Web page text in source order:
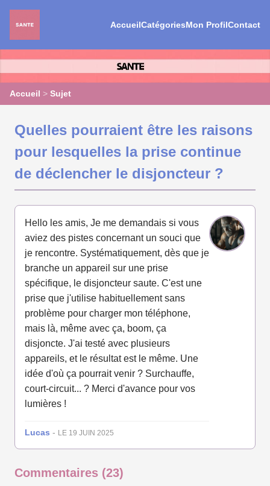
AccueilCatégoriesMon ProfilContact
Accueil > Sujet
Quelles pourraient être les raisons
pour lesquelles la prise continue
de déclencher le disjoncteur ?
Hello les amis, Je me demandais si vous
aviez des pistes concernant un souci que
je rencontre. Systématiquement, dès que je
branche un appareil sur une prise
spécifique, le disjoncteur saute. C'est une
prise que j'utilise habituellement sans
problème pour charger mon téléphone,
mais là, même avec ça, boom, ça
disjoncte. J'ai testé avec plusieurs
appareils, et le résultat est le même. Une
idée d'où ça pourrait venir ? Surchauffe,
court-circuit... ? Merci d'avance pour vos
lumières !
Lucas - LE 19 JUIN 2025
Commentaires (23)